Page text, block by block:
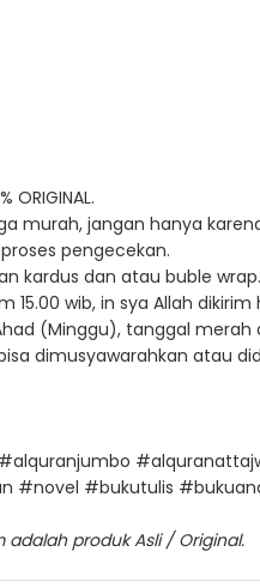
murah, jangan hanya
pengecekan.
kardus dan atau buble wrap.
wib, in sya Allah dikirim
(Minggu), tanggal merah
dimusyawarahkan atau
#novel #bukutulis
produk Asli / Original.